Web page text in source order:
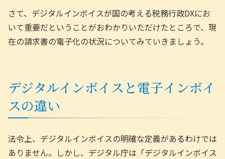
さて、デジタルインボイスが国の考える税務行政DXにお
いて重要だということがおわかりいただけたところで、現
在の請求書の電子化の状況についてみていきましょう。
デジタルインボイスと電子インボイ
スの違い
法令上、デジタルインボイスの明確な定義があるわけでは
ありません。しかし、デジタル庁は「デジタルインボイス